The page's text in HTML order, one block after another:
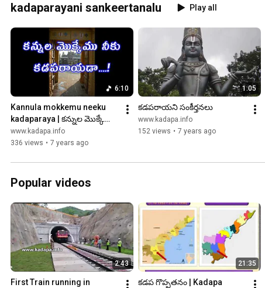
kadaparayani sankeertanalu Play all
6:10
Kannula mokkemu neeku
kadaparaya | కన్నుల మొక్కేము
నీకు కడపరాయ
www.kadapa.info
336 views • 7 years ago
1:05
కడపరాయని సంకీర్తనలు
www.kadapa.info
152 views • 7 years ago
Popular videos
2:43
First Train running in
21:35
కడప గొప్పతనం | Kadapa